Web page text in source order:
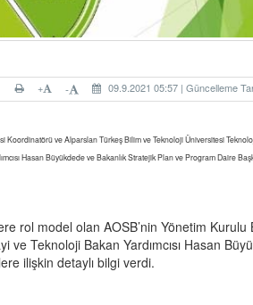
09.9.2021 05:57 | Güncelleme
-
+
ve Alparslan Türkeş Bilim ve Teknoloji Üniversitesi
Hasan Büyükdede ve Bakanlık Stratejik Plan ve Program Daire
rol model olan AOSB’nin Yönetim Kurulu
Teknoloji Bakan Yardımcısı Hasan
ilişkin detaylı bilgi verdi.